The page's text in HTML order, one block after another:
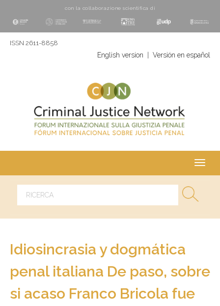
con la collaborazione scientifica di
ISSN 2611-8858
English version Versión en español
Idiosincrasia y dogmática
penal italiana De paso, sobre
si acaso Franco Bricola fue